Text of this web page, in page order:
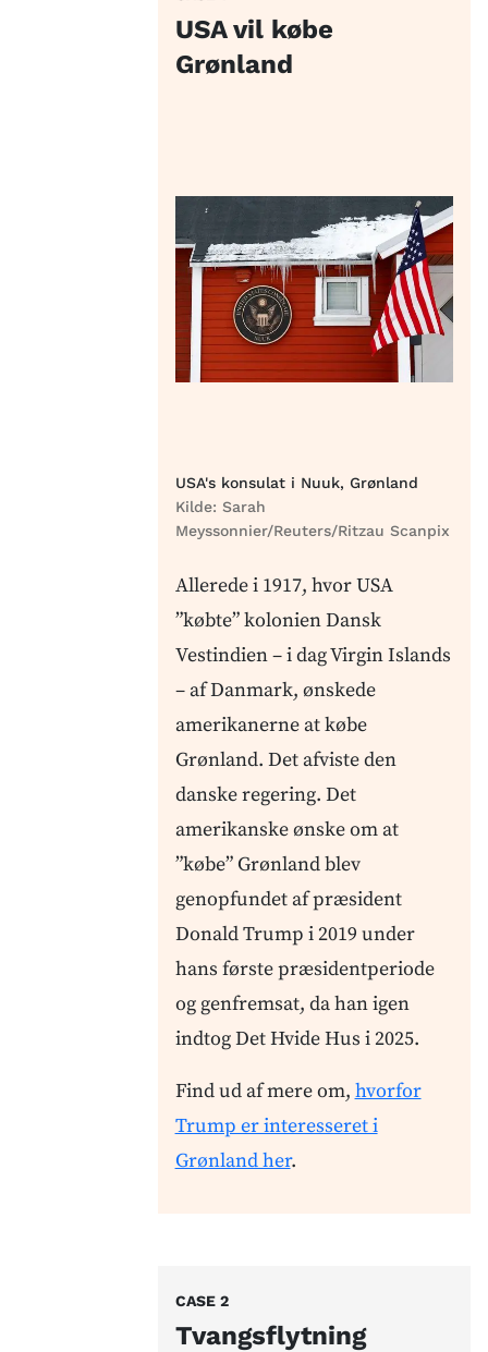
USA vil købe
Grønland
USA's konsulat i Nuuk, Grønland
Kilde: Sarah
Meyssonnier/Reuters/Ritzau Scanpix
Allerede i 1917, hvor USA
”købte” kolonien Dansk
Vestindien – i dag Virgin Islands
– af Danmark, ønskede
amerikanerne at købe
Grønland. Det afviste den
danske regering. Det
amerikanske ønske om at
”købe” Grønland blev
genopfundet af præsident
Donald Trump i 2019 under
hans første præsidentperiode
og genfremsat, da han igen
indtog Det Hvide Hus i 2025.
Find ud af mere om, hvorfor
Trump er interesseret i
Grønland her.
CASE 2
Tvangsflytning